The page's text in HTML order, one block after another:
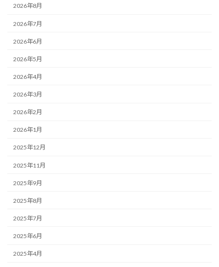
2026年8月
2026年7月
2026年6月
2026年5月
2026年4月
2026年3月
2026年2月
2026年1月
2025年12月
2025年11月
2025年9月
2025年8月
2025年7月
2025年6月
2025年4月